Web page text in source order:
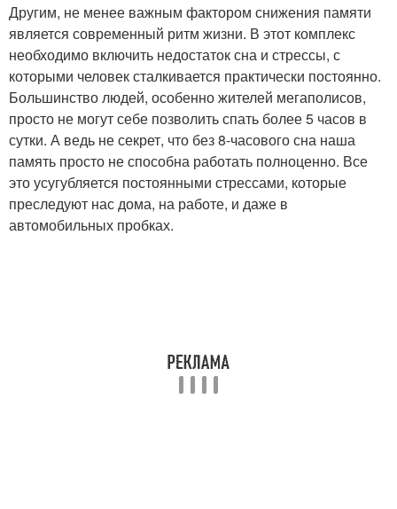
Другим, не менее важным фактором снижения памяти
является современный ритм жизни. В этот комплекс
необходимо включить недостаток сна и стрессы, с
которыми человек сталкивается практически постоянно.
Большинство людей, особенно жителей мегаполисов,
просто не могут себе позволить спать более 5 часов в
сутки. А ведь не секрет, что без 8-часового сна наша
память просто не способна работать полноценно. Все
это усугубляется постоянными стрессами, которые
преследуют нас дома, на работе, и даже в
автомобильных пробках.